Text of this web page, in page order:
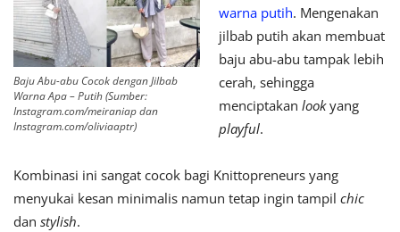
Baju Abu-abu Cocok dengan Jilbab
Warna Apa – Putih (Sumber:
Instagram.com/meiraniap dan
Instagram.com/oliviaaptr)
warna putih. Mengenakan
jilbab putih akan membuat
baju abu-abu tampak lebih
cerah, sehingga
menciptakan lookyang
playful.
Kombinasi ini sangat cocok bagi Knittopreneurs yang
menyukai kesan minimalis namun tetap ingin tampil chic
dan stylish.